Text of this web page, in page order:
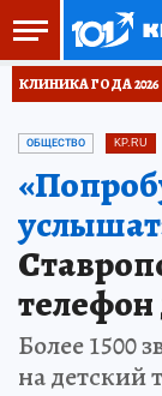
КЛИНИКА ГОДА 2026
ОБЩЕСТВО KP.RU
Более 1500
на детский